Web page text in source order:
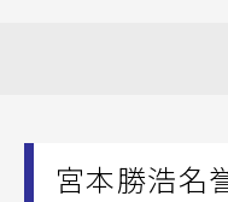
宮本勝浩名